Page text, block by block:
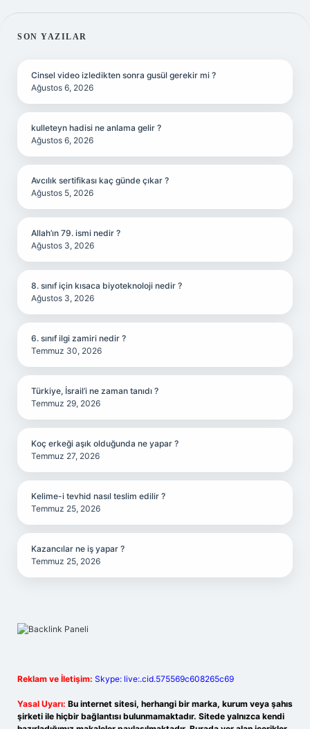
SIDEBAR
SON YAZILAR
Cinsel video izledikten sonra gusül gerekir mi ?
Ağustos 6, 2026
kulleteyn hadisi ne anlama gelir ?
Ağustos 6, 2026
Avcılık sertifikası kaç günde çıkar ?
Ağustos 5, 2026
Allah’ın 79. ismi nedir ?
Ağustos 3, 2026
8. sınıf için kısaca biyoteknoloji nedir ?
Ağustos 3, 2026
6. sınıf ilgi zamiri nedir ?
Temmuz 30, 2026
Türkiye, İsrail’i ne zaman tanıdı ?
Temmuz 29, 2026
Koç erkeği aşık olduğunda ne yapar ?
Temmuz 27, 2026
Kelime-i tevhid nasıl teslim edilir ?
Temmuz 25, 2026
Kazancılar ne iş yapar ?
Temmuz 25, 2026
Reklam ve İletişim: Skype: live:.cid.575569c608265c69
Yasal Uyarı: Bu internet sitesi, herhangi bir marka, kurum veya şahıs
şirketi ile hiçbir bağlantısı bulunmamaktadır. Sitede yalnızca kendi